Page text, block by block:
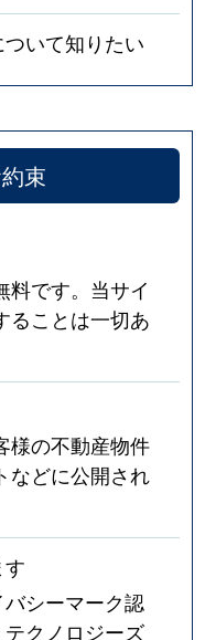
いて知りたい
束
料です。当サイ
ることは一切あ
様の不動産物件
などに公開され
シーマーク認
クノロジーズ